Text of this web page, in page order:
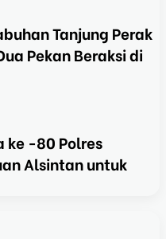
Tanjung Perak
Pekan Beraksi di
ke -80 Polres
Alsintan untuk